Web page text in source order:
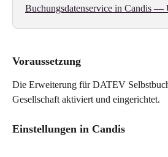
Buchungsdatenservice in Candis —
Voraussetzung
Die Erweiterung für DATEV
Gesellschaft aktiviert und eingerichtet.
Einstellungen in Candis